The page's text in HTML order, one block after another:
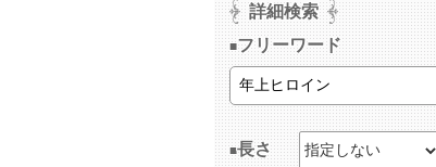
詳細検索
フリーワード
長さ